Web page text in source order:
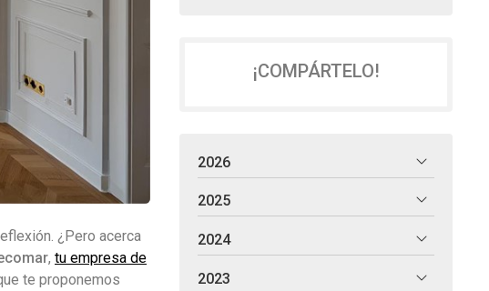
¿Pero acerca
, tu empresa de
te proponemos
¡COMPÁRTELO!
2026
2025
2024
2023